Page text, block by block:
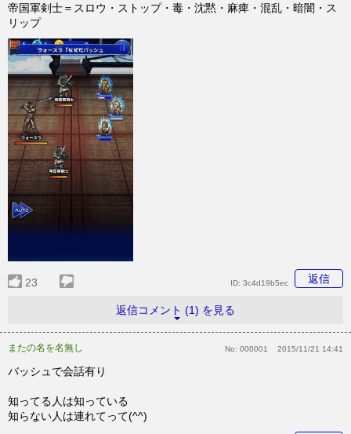
帝国軍剣士＝スロウ・ストップ・毒・沈黙・麻痺・混乱・暗闇・ス
リップ
23 返信
ID: 3c4d19b5ec
返信コメント (1) を見る
またの名を名無し No: 000001 2015/11/21 14:41
バッシュで会話有り
知ってる人は知っている
知らない人は連れてって(^^)